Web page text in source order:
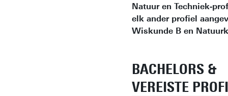
Natuur en Techniek-
elk ander profiel
Wiskunde B en
BACHELORS &
VEREISTE